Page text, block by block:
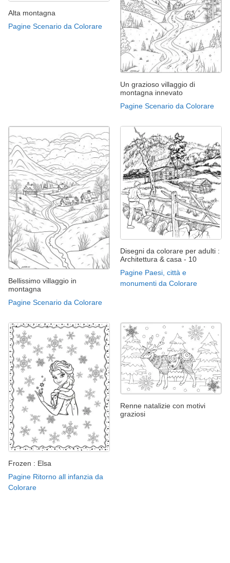
Alta montagna
Pagine Scenario da Colorare
Un grazioso villaggio di
montagna innevato
Pagine Scenario da Colorare
Bellissimo villaggio in
montagna
Pagine Scenario da Colorare
Disegni da colorare per adulti :
Architettura & casa - 10
Pagine Paesi, città e
monumenti da Colorare
Frozen : Elsa
Pagine Ritorno all infanzia da
Colorare
Renne natalizie con motivi
graziosi